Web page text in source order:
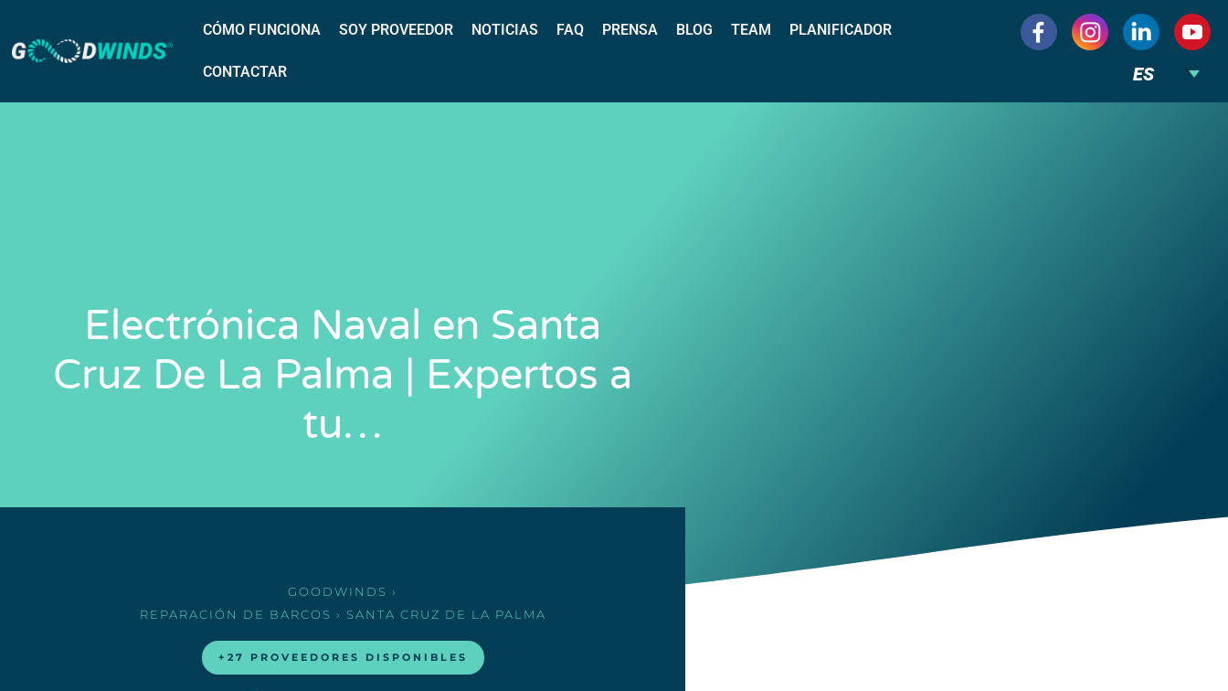
CÓMO FUNCIONA SOY PROVEEDOR NOTICIAS FAQ PRENSA BLOG TEAM PLANIFICADOR
CONTACTAR ES
Electrónica Naval en Santa
Cruz De La Palma | Expertos a
tu…
GOODWINDS ›
REPARACIÓN DE BARCOS › SANTA CRUZ DE LA PALMA
+27 PROVEEDORES DISPONIBLES